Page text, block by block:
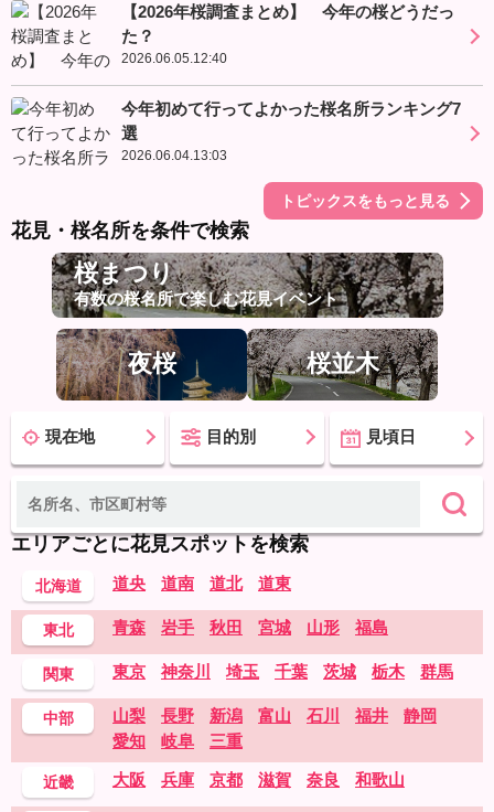
【2026年桜調査まとめ】 今年の桜どうだっ
た？
2026.06.05.12:40
今年初めて行ってよかった桜名所ランキング7
選
2026.06.04.13:03
トピックスをもっと見る
花見・桜名所を条件で検索
桜まつり
有数の桜名所で楽しむ花見イベント
夜桜 桜並木
現在地 目的別 見頃日
エリアごとに花見スポットを検索
北海道 道央 道南 道北 道東
東北 青森 岩手 秋田 宮城 山形 福島
関東 東京 神奈川 埼玉 千葉 茨城 栃木 群馬
中部 山梨 長野 新潟 富山 石川 福井
静岡
愛知
岐阜 三重
近畿 大阪 兵庫 京都 滋賀 奈良 和歌山